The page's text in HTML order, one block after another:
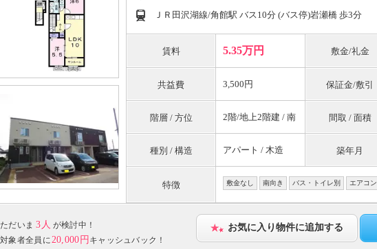
ＪＲ田沢湖線/角館駅 バス10分 (バス停)岩瀬橋 歩3分
賃料 5.35万円 敷金/礼金
共益費 3,500円 保証金/敷引
階層 / 方位 2階/地上2階建 / 南 間取 / 面積
種別 / 構造 アパート / 木造 築年月
特徴 敷金なし 南向き バス・トイレ別 エアコン
ただいま 3人 が検討中！
対象者全員に20,000円 キャッシュバック！
お気に入り物件に追加する